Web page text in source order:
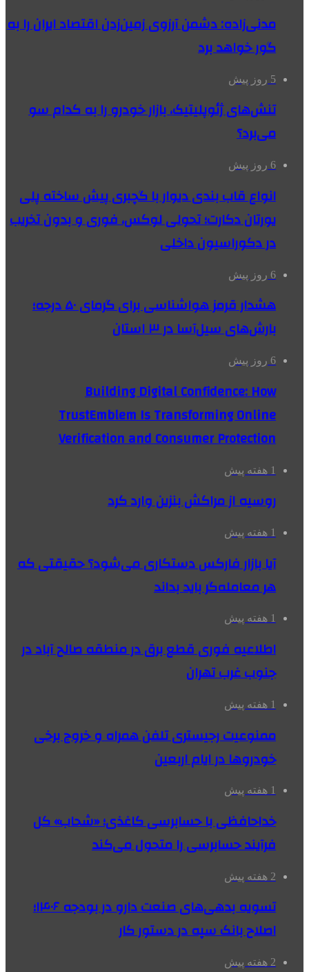
مدنی‌زاده: دشمن آرزوی زمین‌زدن اقتصاد ایران را به
گور خواهد برد
5 روز پیش
تنش‌های ژئوپلیتیک، بازار خودرو را به کدام سو
می‌برد؟
6 روز پیش
انواع قاب بندی دیوار با گچبری پیش ساخته پلی
یورتان دکارت؛ تحولی لوکس، فوری و بدون تخریب
در دکوراسیون داخلی
6 روز پیش
هشدار قرمز هواشناسی برای گرمای ۵۰ درجه؛
بارش‌های سیل‌آسا در ۳ استان
6 روز پیش
Building Digital Confidence: How
TrustEmblem Is Transforming Online
Verification and Consumer Protection
1 هفته پیش
روسیه از مراکش بنزین وارد کرد
1 هفته پیش
آیا بازار فارکس دستکاری می‌شود؟ حقیقتی که
هر معامله‌گر باید بداند
1 هفته پیش
اطلاعیه فوری قطع برق در منطقه صالح آباد در
جنوب غرب تهران
1 هفته پیش
ممنوعیت رجیستری تلفن همراه و خروج برخی
خودروها در ایام اربعین
1 هفته پیش
خداحافظی با حسابرسی کاغذی؛ «شحاب» کل
فرآیند حسابرسی را متحول می‌کند
2 هفته پیش
تسویه بدهی‌های صنعت دارو در بودجه ۱۴۰۶؛
اصلاح بانک سپه در دستور کار
2 هفته پیش